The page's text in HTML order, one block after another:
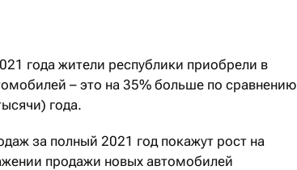
года жители республики приобрели в
– это на 35% больше по сравнению
года.
за полный 2021 год покажут рост на
продажи новых автомобилей